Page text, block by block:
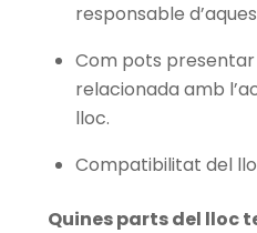
responsable
Com pots
relacionada amb
lloc.
Compatibilitat del
Quines parts del lloc